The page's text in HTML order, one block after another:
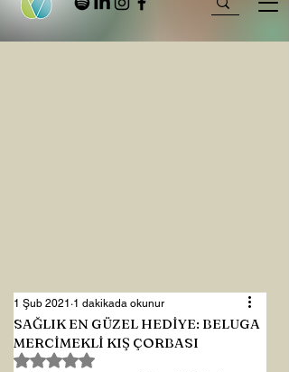
SAĞLIK EN GÜZEL HEDİYE: BELUGA
MERCİMEKLİ KIŞ ÇORBASI
1 Şub 2021 1 dakikada okunur
5 üzerinden NaN yıldız